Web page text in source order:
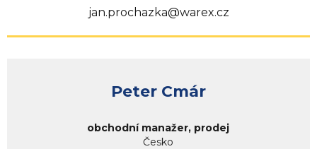
jan.prochazka@warex.cz
Peter Cmár
obchodní manažer, prodej
Česko